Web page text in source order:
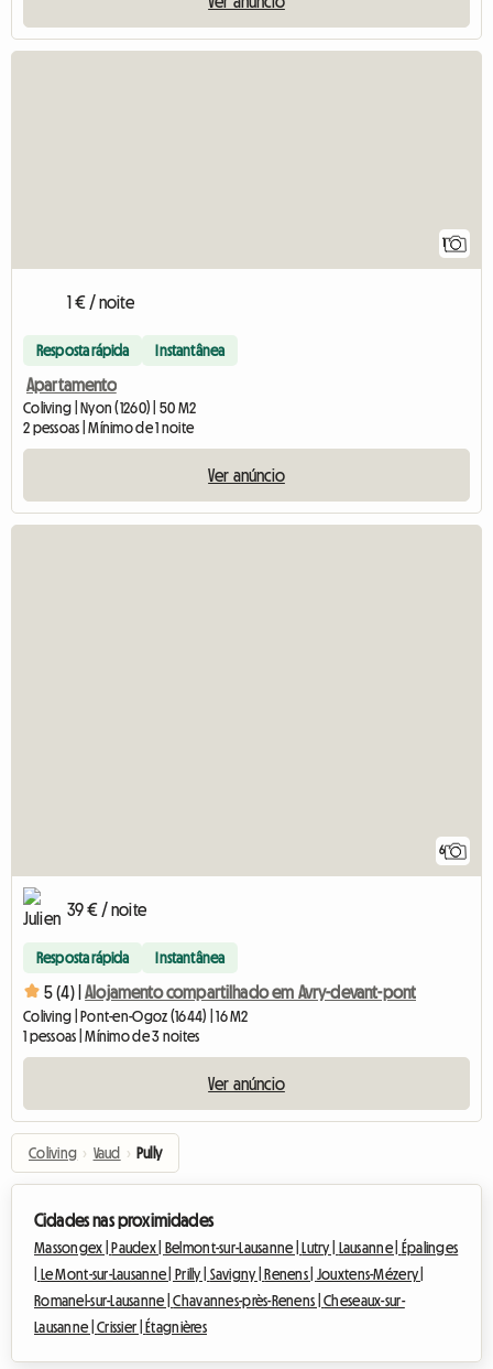
1
1 € / noite
Resposta rápida Instantânea
Apartamento
Coliving | Nyon (1260) | 50 M2
2 pessoas | Mínimo de 1 noite
Ver anúncio
6
39 € / noite
Resposta rápida Instantânea
5 (4) | Alojamento compartilhado em Avry-devant-pont
Coliving | Pont-en-Ogoz (1644) | 16 M2
1 pessoas | Mínimo de 3 noites
Ver anúncio
Coliving › Vaud › Pully
Cidades nas proximidades
Massongex |Paudex | Belmont-sur-Lausanne |Lutry | Lausanne | Épalinges
Le Mont-sur-Lausanne |Prilly | Savigny |Renens | Jouxtens-Mézery |
Romanel-sur-Lausanne |Chavannes-près-Renens |Cheseaux-sur-
Lausanne |Crissier |Étagnières